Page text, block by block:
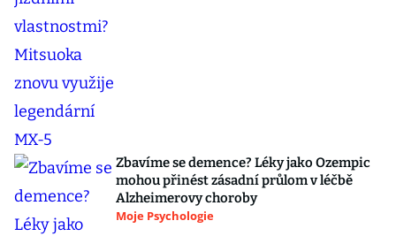
Zbavíme se demence? Léky jako Ozempic
mohou přinést zásadní průlom v léčbě
Alzheimerovy choroby
Moje Psychologie